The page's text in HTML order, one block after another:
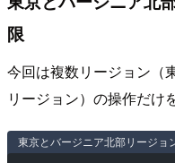
限
今回は複数リージョン（
リージョン）の操作だけ
東京とバージニア北部リージョ